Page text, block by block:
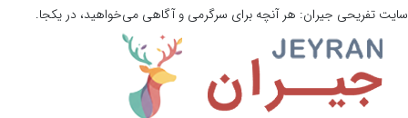
سایت تفریحی جیران: هر آنچه برای سرگرمی و آگاهی می‌خواهید، در یکجا.